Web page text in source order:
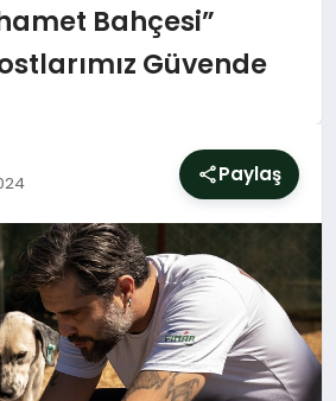
Bahçesi”
Güvende
Paylaş